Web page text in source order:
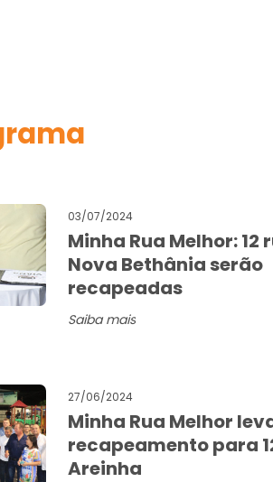
03/07/2024
Minha Rua Melhor: 12
Nova Bethânia serão
recapeadas
Saiba mais
27/06/2024
Minha Rua Melhor
recapeamento para
Areinha